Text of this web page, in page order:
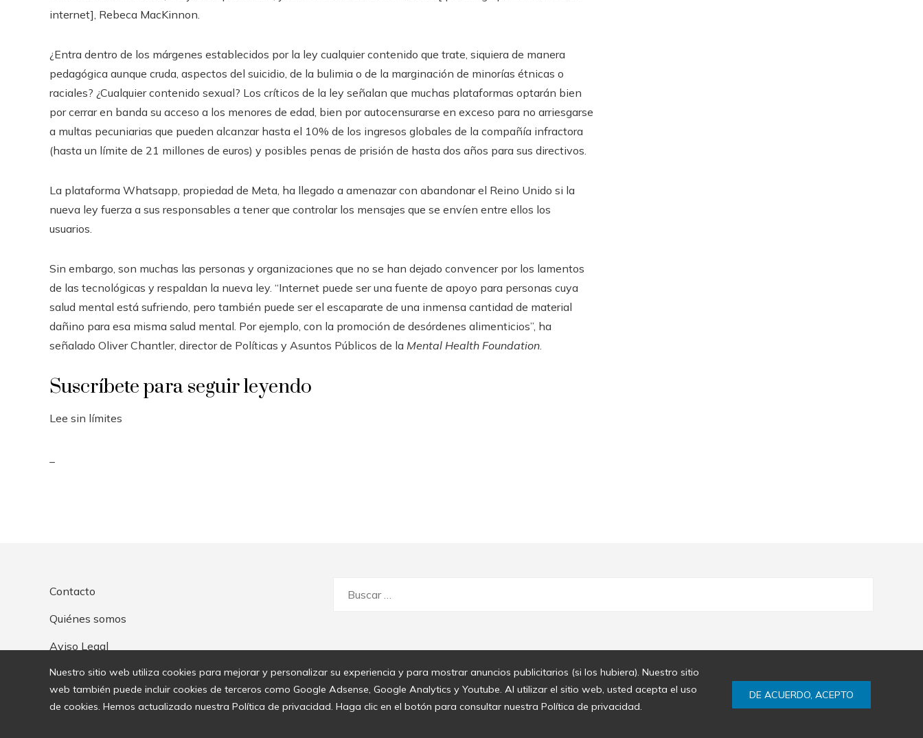
Nuestro sitio web utiliza cookies para mejorar y personalizar su experiencia y para mostrar anuncios publicitarios (si los hubiera). Nuestro sitio
web también puede incluir cookies de terceros como Google Adsense, Google Analytics y Youtube. Al utilizar el sitio web, usted acepta el uso
de cookies. Hemos actualizado nuestra Política de privacidad. Haga clic en el botón para consultar nuestra Política de privacidad.
DE ACUERDO, ACEPTO
internet], Rebeca MacKinnon.
¿Entra dentro de los márgenes establecidos por la ley cualquier contenido que trate, siquiera de manera
pedagógica aunque cruda, aspectos del suicidio, de la bulimia o de la marginación de minorías étnicas o
raciales? ¿Cualquier contenido sexual? Los críticos de la ley señalan que muchas plataformas optarán bien
por cerrar en banda su acceso a los menores de edad, bien por autocensurarse en exceso para no arriesgarse
a multas pecuniarias que pueden alcanzar hasta el 10% de los ingresos globales de la compañía infractora
(hasta un límite de 21 millones de euros) y posibles penas de prisión de hasta dos años para sus directivos.
La plataforma Whatsapp, propiedad de Meta, ha llegado a amenazar con abandonar el Reino Unido si la
nueva ley fuerza a sus responsables a tener que controlar los mensajes que se envíen entre ellos los
usuarios.
Sin embargo, son muchas las personas y organizaciones que no se han dejado convencer por los lamentos
de las tecnológicas y respaldan la nueva ley. “Internet puede ser una fuente de apoyo para personas cuya
salud mental está sufriendo, pero también puede ser el escaparate de una inmensa cantidad de material
dañino para esa misma salud mental. Por ejemplo, con la promoción de desórdenes alimenticios”, ha
señalado Oliver Chantler, director de Políticas y Asuntos Públicos de la Mental Health Foundation
Suscríbete para seguir leyendo
Lee sin límites
Contacto
Quiénes somos
Aviso Legal